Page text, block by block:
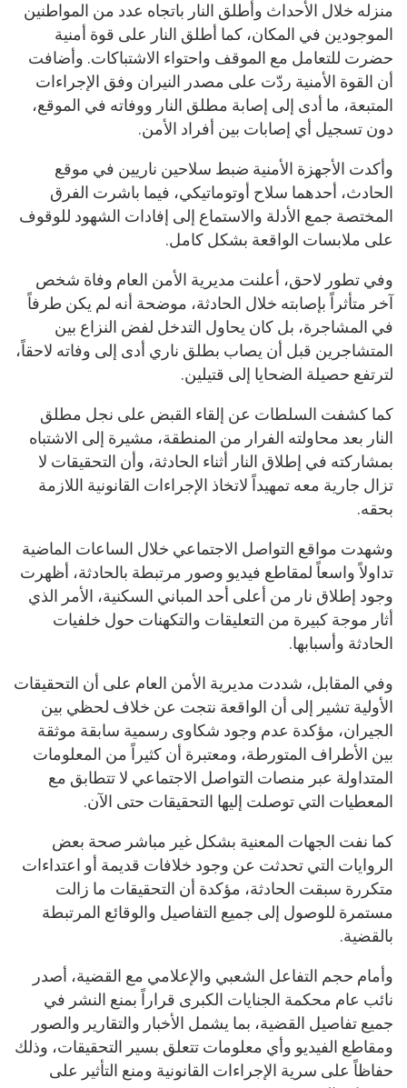
منزله خلال الأحداث وأطلق النار باتجاه عدد من المواطنين
الموجودين في المكان، كما أطلق النار على قوة أمنية
حضرت للتعامل مع الموقف واحتواء الاشتباكات. وأضافت
أن القوة الأمنية ردّت على مصدر النيران وفق الإجراءات
المتبعة، ما أدى إلى إصابة مطلق النار ووفاته في الموقع،
دون تسجيل أي إصابات بين أفراد الأمن.
وأكدت الأجهزة الأمنية ضبط سلاحين ناريين في موقع
الحادث، أحدهما سلاح أوتوماتيكي، فيما باشرت الفرق
المختصة جمع الأدلة والاستماع إلى إفادات الشهود للوقوف
على ملابسات الواقعة بشكل كامل.
وفي تطور لاحق، أعلنت مديرية الأمن العام وفاة شخص
آخر متأثراً بإصابته خلال الحادثة، موضحة أنه لم يكن طرفاً
في المشاجرة، بل كان يحاول التدخل لفض النزاع بين
المتشاجرين قبل أن يصاب بطلق ناري أدى إلى وفاته لاحقاً،
لترتفع حصيلة الضحايا إلى قتيلين.
كما كشفت السلطات عن إلقاء القبض على نجل مطلق
النار بعد محاولته الفرار من المنطقة، مشيرة إلى الاشتباه
بمشاركته في إطلاق النار أثناء الحادثة، وأن التحقيقات لا
تزال جارية معه تمهيداً لاتخاذ الإجراءات القانونية اللازمة
بحقه.
وشهدت مواقع التواصل الاجتماعي خلال الساعات الماضية
تداولاً واسعاً لمقاطع فيديو وصور مرتبطة بالحادثة، أظهرت
وجود إطلاق نار من أعلى أحد المباني السكنية، الأمر الذي
أثار موجة كبيرة من التعليقات والتكهنات حول خلفيات
الحادثة وأسبابها.
وفي المقابل، شددت مديرية الأمن العام على أن التحقيقات
الأولية تشير إلى أن الواقعة نتجت عن خلاف لحظي بين
الجيران، مؤكدة عدم وجود شكاوى رسمية سابقة موثقة
بين الأطراف المتورطة، ومعتبرة أن كثيراً من المعلومات
المتداولة عبر منصات التواصل الاجتماعي لا تتطابق مع
المعطيات التي توصلت إليها التحقيقات حتى الآن.
كما نفت الجهات المعنية بشكل غير مباشر صحة بعض
الروايات التي تحدثت عن وجود خلافات قديمة أو اعتداءات
متكررة سبقت الحادثة، مؤكدة أن التحقيقات ما زالت
مستمرة للوصول إلى جميع التفاصيل والوقائع المرتبطة
بالقضية.
وأمام حجم التفاعل الشعبي والإعلامي مع القضية، أصدر
نائب عام محكمة الجنايات الكبرى قراراً بمنع النشر في
جميع تفاصيل القضية، بما يشمل الأخبار والتقارير والصور
ومقاطع الفيديو وأي معلومات تتعلق بسير التحقيقات، وذلك
حفاظاً على سرية الإجراءات القانونية ومنع التأثير على